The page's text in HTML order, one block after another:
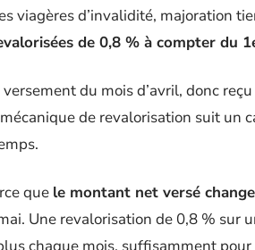
viagères d’invalidité, majoration
de 0,8 % à compter du
du mois d’avril, donc
de revalorisation suit un
que le montant net versé
Une revalorisation de 0,8 % sur